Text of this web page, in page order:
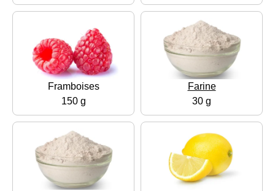
Framboises
150 g
Farine
30 g